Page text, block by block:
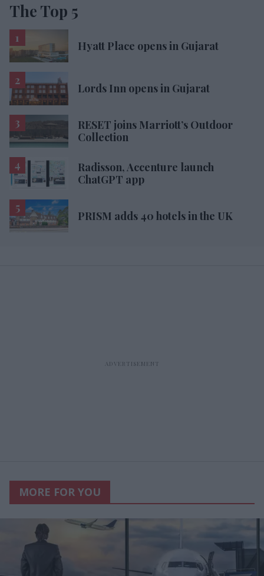
The Top 5
Hyatt Place opens in Gujarat
Lords Inn opens in Gujarat
RESET joins Marriott’s Outdoor
Collection
Radisson, Accenture launch
ChatGPT app
PRISM adds 40 hotels in the UK
MORE FOR YOU